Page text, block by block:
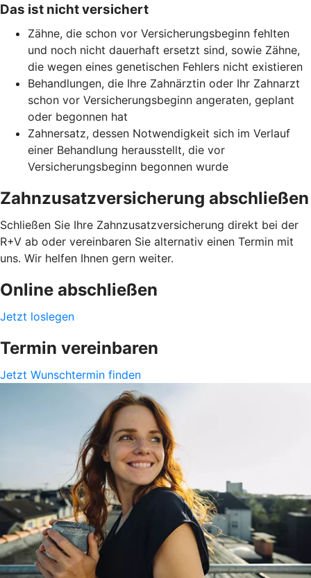
Das ist nicht versichert
Zähne, die schon vor Versicherungsbeginn fehlten
und noch nicht dauerhaft ersetzt sind, sowie Zähne,
die wegen eines genetischen Fehlers nicht existieren
Behandlungen, die Ihre Zahnärztin oder Ihr Zahnarzt
schon vor Versicherungsbeginn angeraten, geplant
oder begonnen hat
Zahnersatz, dessen Notwendigkeit sich im Verlauf
einer Behandlung herausstellt, die vor
Versicherungsbeginn begonnen wurde
Zahnzusatzversicherung abschließen
Schließen Sie Ihre Zahnzusatzversicherung direkt bei der
R+V ab oder vereinbaren Sie alternativ einen Termin mit
uns. Wir helfen Ihnen gern weiter.
Online abschließen
Jetzt loslegen
Termin vereinbaren
Jetzt Wunschtermin finden